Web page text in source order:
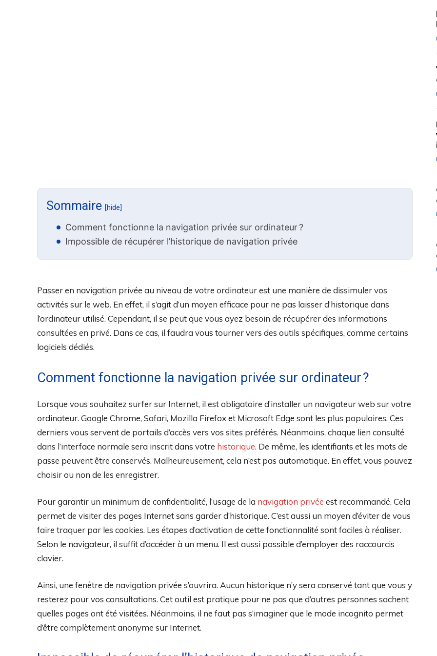
Sommaire [hide]
Comment fonctionne la navigation privée sur ordinateur ?
Impossible de récupérer l’historique de navigation privée
Passer en navigation privée au niveau de votre ordinateur est une manière de dissimuler vos
activités sur le web. En effet, il s’agit d’un moyen efficace pour ne pas laisser d’historique dans
l’ordinateur utilisé. Cependant, il se peut que vous ayez besoin de récupérer des informations
consultées en privé. Dans ce cas, il faudra vous tourner vers des outils spécifiques, comme certains
logiciels dédiés.
Comment fonctionne la navigation privée sur ordinateur ?
Lorsque vous souhaitez surfer sur Internet, il est obligatoire d’installer un navigateur web sur votre
ordinateur. Google Chrome, Safari, Mozilla Firefox et Microsoft Edge sont les plus populaires. Ces
derniers vous servent de portails d’accès vers vos sites préférés. Néanmoins, chaque lien consulté
dans l’interface normale sera inscrit dans votre historique. De même, les identifiants et les mots de
passe peuvent être conservés. Malheureusement, cela n’est pas automatique. En effet, vous pouvez
choisir ou non de les enregistrer.
Pour garantir un minimum de confidentialité, l’usage de la navigation privée est recommandé. Cela
permet de visiter des pages Internet sans garder d’historique. C’est aussi un moyen d’éviter de vous
faire traquer par les cookies. Les étapes d’activation de cette fonctionnalité sont faciles à réaliser.
Selon le navigateur, il suffit d’accéder à un menu. Il est aussi possible d’employer des raccourcis
clavier.
Ainsi, une fenêtre de navigation privée s’ouvrira. Aucun historique n’y sera conservé tant que vous y
resterez pour vos consultations. Cet outil est pratique pour ne pas que d’autres personnes sachent
quelles pages ont été visitées. Néanmoins, il ne faut pas s’imaginer que le mode incognito permet
d’être complètement anonyme sur Internet.